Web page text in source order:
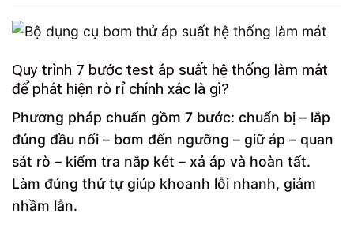
Quy trình 7 bước test áp suất hệ thống làm mát
để phát hiện rò rỉ chính xác là gì?
Phương pháp chuẩn gồm 7 bước: chuẩn bị – lắp
đúng đầu nối – bơm đến ngưỡng – giữ áp – quan
sát rò – kiểm tra nắp két – xả áp và hoàn tất.
Làm đúng thứ tự giúp khoanh lỗi nhanh, giảm
nhầm lẫn.